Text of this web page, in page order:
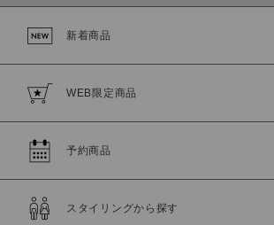
商品タイプ
セール価格
在庫
新着商品
WEB限定商品
予約商品
スタイリングから探す